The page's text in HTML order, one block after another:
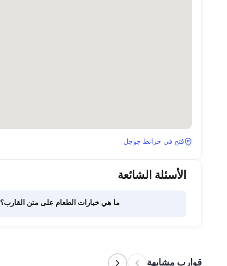
فتح في خرائط جوجل
الأسئلة الشائعة
ما هي خيارات الطعام على متن القارب؟
قوارب مشابهة